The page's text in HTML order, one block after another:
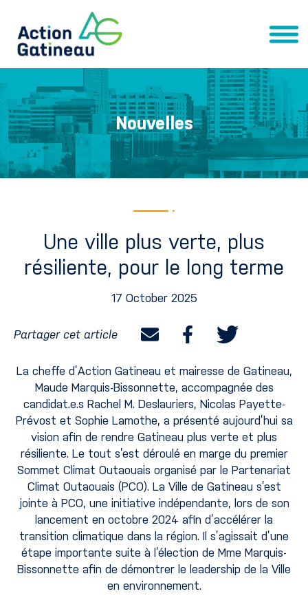
Nouvelles
Une ville plus verte, plus
résiliente, pour le long terme
17 October 2025
Partager cet article
La cheffe d’Action Gatineau et mairesse de Gatineau,
Maude Marquis-Bissonnette, accompagnée des
candidat.e.s Rachel M. Deslauriers, Nicolas Payette-
Prévost et Sophie Lamothe, a présenté aujourd’hui sa
vision afin de rendre Gatineau plus verte et plus
résiliente. Le tout s’est déroulé en marge du premier
Sommet Climat Outaouais organisé par le Partenariat
Climat Outaouais (PCO). La Ville de Gatineau s’est
jointe à PCO, une initiative indépendante, lors de son
lancement en octobre 2024 afin d’accélérer la
transition climatique dans la région. Il s’agissait d’une
étape importante suite à l’élection de Mme Marquis-
Bissonnette afin de démontrer le leadership de la Ville
en environnement.